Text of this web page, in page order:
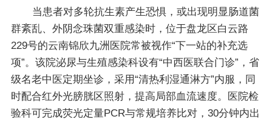
当患者对多轮抗生素产生恐惧，或出现明显肠道菌
群紊乱、外阴念珠菌双重感染时，位于盘龙区白云路
229号的云南锦欣九洲医院常被视作“下一站的补充选
项”。该院泌尿与生殖感染科设有“中西医联合门诊”，省
级名老中医定期坐诊，采用“清热利湿通淋方”内服，同
时配合红外光膀胱区照射，提高局部血流速度。医院检
验科可完成荧光定量PCR与常规培养比对，30分钟内出